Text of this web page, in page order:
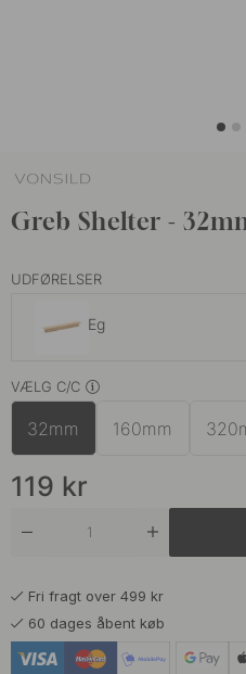
Greb Shelter -
UDFØRELSER
Eg
Ubehandlet Eg
Valnød
VÆLG C/C
32mm 160mm
119 kr
Fri fragt over 499 kr
60 dages åbent køb